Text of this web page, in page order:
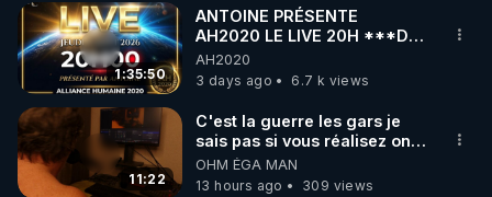
1:35:50
ANTOINE PRÉSENTE
AH2020 LE LIVE 20H ***DU
06/08/2026***
AH2020
3 days ago
6.7 k views
11:22
C'est la guerre les gars je
sais pas si vous réalisez on y
est !!!
OHM ÉGA MAN
13 hours ago
309 views